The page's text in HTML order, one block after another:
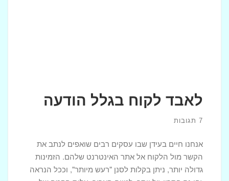
לאבד לקוח בגלל הודעה
7 תגובות
אנחנו חיים בעידן שבו עסקים רבים שואפים לנתב את
הקשר מול הלקוח אל אתר האינטרנט שלהם. הזמינות
גדולה יותר, ניתן בקלות לסנן "רעש מיותר", וככל הנראה